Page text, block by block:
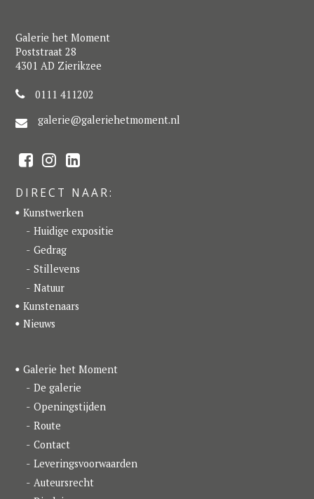
Galerie het Moment
Poststraat 28
4301 AD Zierikzee
0111 411202
galerie@galeriehetmoment.nl
F
a
e
b
o
o
k
t
a
g
r
a
m
L
i
k
e
d
I
n
DIRECT NAAR:
Kunstwerken
Huidige expositie
Gedrag
Stillevens
Natuur
Kunstenaars
Nieuws
Galerie het Moment
De galerie
Openingstijden
Route
Contact
Leveringsvoorwaarden
Auteursrecht